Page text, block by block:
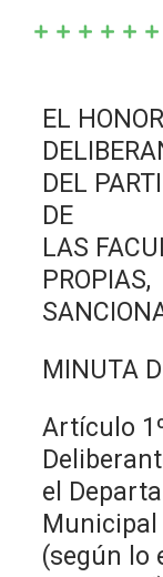
EL
DEL
DE
LAS
PROPIAS,
MINUTA
Artículo
el
(según lo